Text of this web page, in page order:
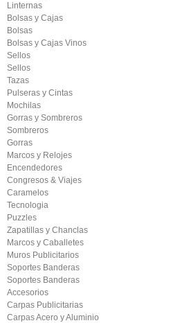
Linternas
Bolsas y Cajas
Bolsas
Bolsas y Cajas Vinos
Sellos
Sellos
Tazas
Pulseras y Cintas
Mochilas
Gorras y Sombreros
Sombreros
Gorras
Marcos y Relojes
Encendedores
Congresos & Viajes
Caramelos
Tecnologia
Puzzles
Zapatillas y Chanclas
Marcos y Caballetes
Muros Publicitarios
Soportes Banderas
Soportes Banderas
Accesorios
Carpas Publicitarias
Carpas Acero y Aluminio